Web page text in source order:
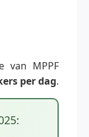
van MPPF
per dag.